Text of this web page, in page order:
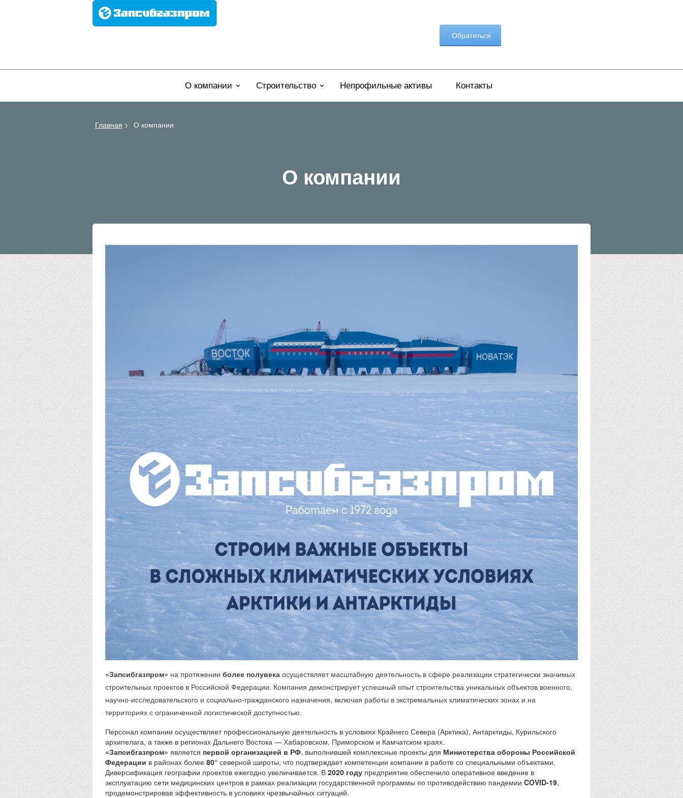
Обратиться
О компании Строительство Непрофильные активы Контакты
Главная > О компании
О компании
«Запсибгазпром» на протяжении более полувека осуществляет масштабную деятельность в сфере реализации стратегически значимых
строительных проектов в Российской Федерации. Компания демонстрирует успешный опыт строительства уникальных объектов военного,
научно-исследовательского и социально-гражданского назначения, включая работы в экстремальных климатических зонах и на
территориях с ограниченной логистической доступностью.
Персонал компании осуществляет профессиональную деятельность в условиях Крайнего Севера (Арктика), Антарктиды, Курильского
архипелага, а также в регионах Дальнего Востока — Хабаровском, Приморском и Камчатском краях.
«Запсибгазпром» является первой организацией в РФ, выполнившей комплексные проекты для Министерства обороны Российской
Федерации в районах более 80° северной широты, что подтверждает компетенции компании в работе со специальными объектами.
Диверсификация географии проектов ежегодно увеличивается. В 2020 году предприятие обеспечило оперативное введение в
эксплуатацию сети медицинских центров в рамках реализации государственной программы по противодействию пандемии COVID-19,
продемонстрировав эффективность в условиях чрезвычайных ситуаций.